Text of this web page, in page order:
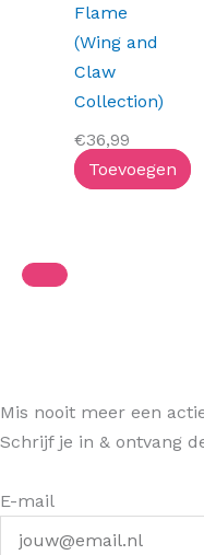
Flame
(Wing and
Claw
Collection)
€36,99
Toevoegen
Mis nooit meer een
Schrijf je in & ontvang
E-mail